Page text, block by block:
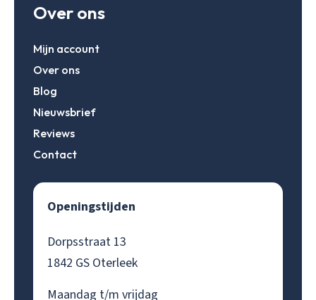
Over ons
Mijn account
Over ons
Blog
Nieuwsbrief
Reviews
Contact
Openingstijden
Dorpsstraat 13
1842 GS Oterleek
Maandag t/m vrijdag